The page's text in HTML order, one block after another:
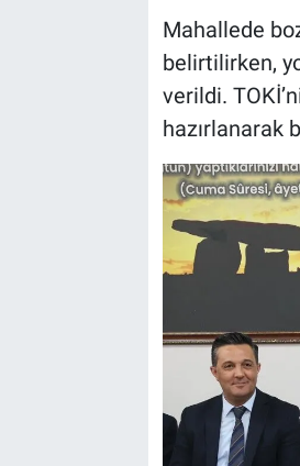
Mahallede
belirtilirken,
verildi.
hazırlanarak